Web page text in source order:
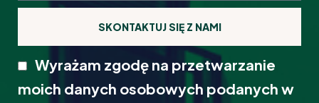
Wyrażam zgodę na przetwarzanie
moich danych osobowych podanych w
SKONTAKTUJ SIĘ Z NAMI